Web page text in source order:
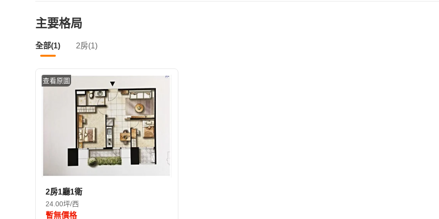
主要格局
全部(1) 2房(1)
查看原圖
2房1廳1衛
24.00坪/西
暫無價格